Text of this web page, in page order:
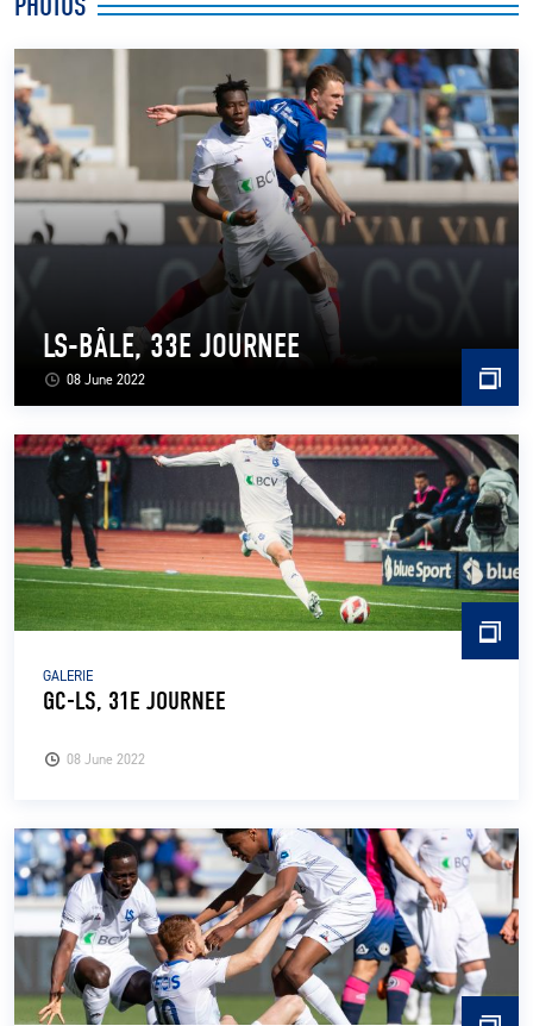
L’APP DU LS
LS ACADEMY CAMPS
MATCH DES CELEBRITES
PRESSE ET MEDIAS
08 June 2022
LS-BÂLE, 33E JOURNEE
08 June 2022
GALERIE
GC-LS, 31E JOURNEE